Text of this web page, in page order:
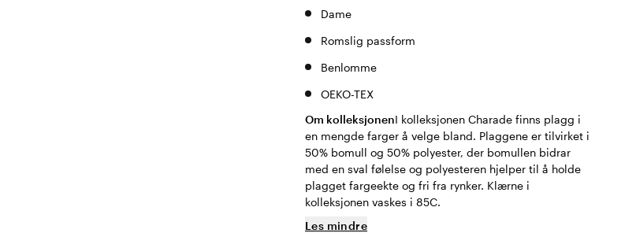
Dame
Romslig passform
Benlomme
OEKO-TEX
Om kolleksjonenI kolleksjonen Charade finns plagg i
en mengde farger å velge bland. Plaggene er tilvirket i
50% bomull og 50% polyester, der bomullen bidrar
med en sval følelse og polyesteren hjelper til å holde
plagget fargeekte og fri fra rynker. Klærne i
kolleksjonen vaskes i 85C.
Les mindre